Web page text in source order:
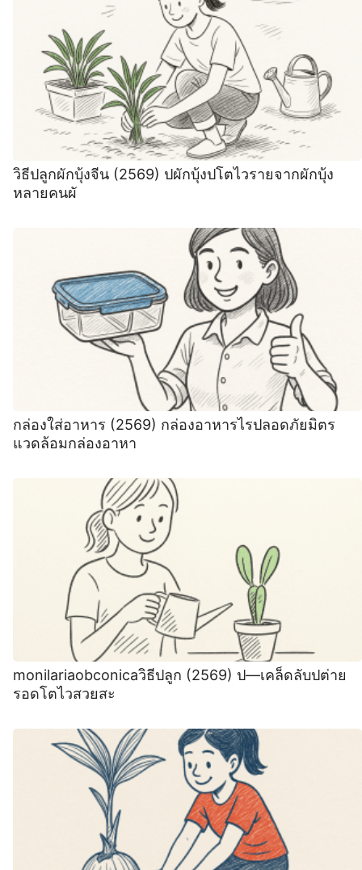
วิธีปลูกผักบุ้งจีน (2569) ปผักบุ้งปโตไวรายจากผักบุ้ง
หลายคนผั
กล่องใส่อาหาร (2569) กล่องอาหารไรปลอดภัยมิตร
แวดล้อมกล่องอาหา
monilariaobconicaวิธีปลูก (2569) ป—เคล็ดลับปต่าย
รอดโตไวสวยสะ